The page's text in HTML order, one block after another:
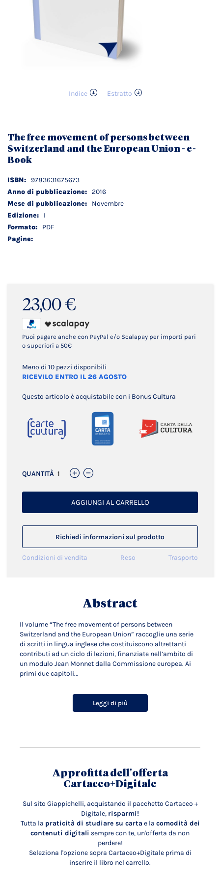
Indice
Estratto
galleria
di
immagini
23,00 €
Puoi pagare anche con PayPal e/o Scalapay per importi pari
o superiori a 50€
Meno di 10 pezzi disponibili
RICEVILO ENTRO IL 26 AGOSTO
Questo articolo è acquistabile con i Bonus Cultura
QUANTITÀ
AGGIUNGI AL CARRELLO
Richiedi informazioni sul prodotto
Condizioni di vendita Reso Trasporto
The free movement of persons between
Switzerland and the European Union - e-
Book
Dettagli
tecnici
9783631675673
2016
Novembre
I
PDF
Abstract
Il volume “The free movement of persons between
Switzerland and the European Union” raccoglie una serie
di scritti in lingua inglese che costituiscono altrettanti
contributi ad un ciclo di lezioni, finanziate nell’ambito di
un modulo Jean Monnet dalla Commissione europea. Ai
primi due capitoli...
Leggi di più
Approfitta dell'offerta
Cartaceo+Digitale
Sul sito Giappichelli, acquistando il pacchetto Cartaceo +
Digitale, risparmi!
Tutta la praticità di studiare su carta e la comodità dei
contenuti digitali sempre con te, un'offerta da non
perdere!
Seleziona l'opzione sopra Cartaceo+Digitale prima di
inserire il libro nel carrello.